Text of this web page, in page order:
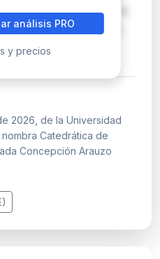
se deriva
15 de abril de 2026
análisis PRO
y precios
2026, de la Universidad
Catedrática de
Concepción Arauzo